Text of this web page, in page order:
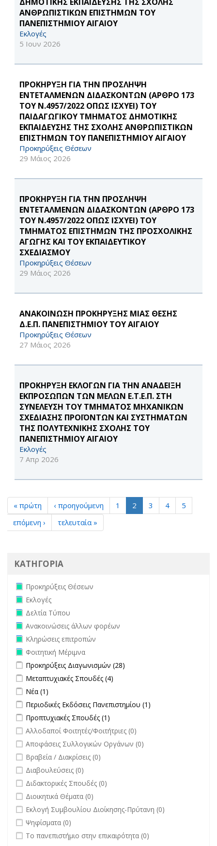
ΑΝΘΡΩΠΙΣΤΙΚΩΝ ΕΠΙΣΤΗΜΩΝ ΤΟΥ
ΠΑΝΕΠΙΣΤΗΜΙΟΥ ΑΙΓΑΙΟΥ
Εκλογές
5 Ιουν 2026
ΠΡΟΚΗΡΥΞΗ ΓΙΑ ΤΗΝ ΠΡΟΣΛΗΨΗ
ΕΝΤΕΤΑΛΜΕΝΩΝ ΔΙΔΑΣΚΟΝΤΩΝ (ΑΡΘΡΟ 173
ΤΟΥ Ν.4957/2022 ΟΠΩΣ ΙΣΧΥΕΙ) ΤΟΥ
ΠΑΙΔΑΓΩΓΙΚΟΥ ΤΜΗΜΑΤΟΣ ΔΗΜΟΤΙΚΗΣ
ΕΚΠΑΙΔΕΥΣΗΣ ΤΗΣ ΣΧΟΛΗΣ ΑΝΘΡΩΠΙΣΤΙΚΩΝ
ΕΠΙΣΤΗΜΩΝ ΤΟΥ ΠΑΝΕΠΙΣΤΗΜΙΟΥ ΑΙΓΑΙΟΥ
Προκηρύξεις Θέσεων
29 Μάιος 2026
ΠΡΟΚΗΡΥΞΗ ΓΙΑ ΤΗΝ ΠΡΟΣΛΗΨΗ
ΕΝΤΕΤΑΛΜΕΝΩΝ ΔΙΔΑΣΚΟΝΤΩΝ (ΑΡΘΡΟ 173
ΤΟΥ Ν.4957/2022 ΟΠΩΣ ΙΣΧΥΕΙ) ΤΟΥ
ΤΜΗΜΑΤΟΣ ΕΠΙΣΤΗΜΩΝ ΤΗΣ ΠΡΟΣΧΟΛΙΚΗΣ
ΑΓΩΓΗΣ ΚΑΙ ΤΟΥ ΕΚΠΑΙΔΕΥΤΙΚΟΥ
ΣΧΕΔΙΑΣΜΟΥ
Προκηρύξεις Θέσεων
29 Μάιος 2026
ΑΝΑΚΟΙΝΩΣΗ ΠΡΟΚΗΡΥΞΗΣ ΜΙΑΣ ΘΕΣΗΣ
Δ.Ε.Π. ΠΑΝΕΠΙΣΤΗΜΙΟΥ ΤΟΥ ΑΙΓΑΙΟΥ
Προκηρύξεις Θέσεων
27 Μάιος 2026
ΠΡΟΚΗΡΥΞΗ ΕΚΛΟΓΩΝ ΓΙΑ ΤΗΝ ΑΝΑΔΕΙΞΗ
ΕΚΠΡΟΣΩΠΩΝ ΤΩΝ ΜΕΛΩΝ Ε.Τ.Ε.Π. ΣΤΗ
ΣΥΝΕΛΕΥΣΗ ΤΟΥ ΤΜΗΜΑΤΟΣ ΜΗΧΑΝΙΚΩΝ
ΣΧΕΔΙΑΣΗΣ ΠΡΟΪΟΝΤΩΝ ΚΑΙ ΣΥΣΤΗΜΑΤΩΝ
ΤΗΣ ΠΟΛΥΤΕΧΝΙΚΗΣ ΣΧΟΛΗΣ ΤΟΥ
ΠΑΝΕΠΙΣΤΗΜΙΟΥ ΑΙΓΑΙΟΥ
Εκλογές
7 Απρ 2026
« πρώτη ‹ προηγούμενη 1 2 3 4
5
επόμενη ›
τελευταία »
ΚΑΤΗΓΟΡΙΑ
Remove Προκηρύξεις Θέσεων filter
Προκηρύξεις Θέσεων
Remove Εκλογές filter
Εκλογές
Remove Δελτία Τύπου filter
Δελτία Τύπου
Remove Ανακοινώσεις άλλων φορέων filter
Ανακοινώσεις άλλων φορέων
Remove Κληρώσεις επιτροπών filter
Κληρώσεις επιτροπών
Remove Φοιτητική Μέριμνα filter
Φοιτητική Μέριμνα
Apply Προκηρύξεις Διαγωνισμών filter
Προκηρύξεις Διαγωνισμών (28)
Apply Μεταπτυχιακές Σπουδές filter
Μεταπτυχιακές Σπουδές (4)
Apply Νέα filter
Νέα (1)
Apply Περιοδικές Εκδόσεις Πανεπιστημίου filter
Περιοδικές Εκδόσεις Πανεπιστημίου (1)
Apply Προπτυχιακές Σπουδές filter
Προπτυχιακές Σπουδές (1)
undefined
Αλλοδαποί Φοιτητές/Φοιτήτριες (0)
undefined
Αποφάσεις Συλλογικών Οργάνων (0)
undefined
Βραβεία / Διακρίσεις (0)
undefined
Διαβουλεύσεις (0)
undefined
Διδακτορικές Σπουδές (0)
undefined
Διοικητικά Θέματα (0)
undefined
Εκλογή Συμβουλίου Διοίκησης-Πρύτανη (0)
undefined
Ψηφίσματα (0)
undefined
Το πανεπιστήμιο στην επικαιρότητα (0)